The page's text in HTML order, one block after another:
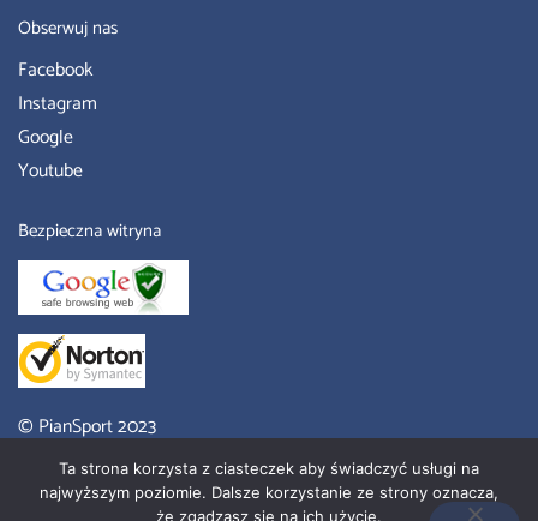
Obserwuj nas
Facebook
Instagram
Google
Youtube
Bezpieczna witryna
© PianSport 2023
Piansport Sklep – place zabaw Poznań, wyroby z pianki, meble
przedszkolne.
Ta strona korzysta z ciasteczek aby świadczyć usługi na
najwyższym poziomie. Dalsze korzystanie ze strony oznacza,
że zgadzasz się na ich użycie.